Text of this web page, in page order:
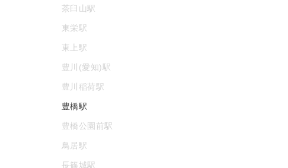
茶臼山駅
東栄駅
東上駅
豊川(愛知)駅
豊川稲荷駅
豊橋駅
豊橋公園前駅
鳥居駅
長篠城駅